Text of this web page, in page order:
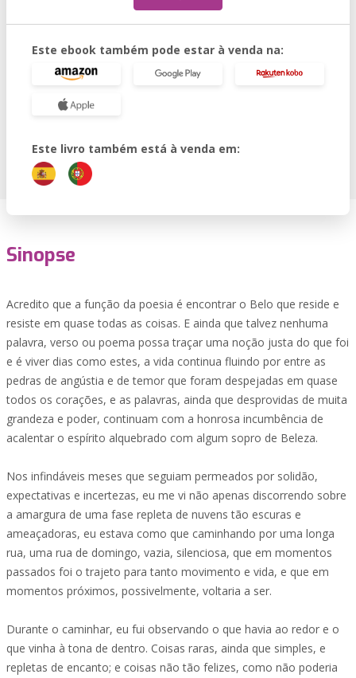
Este ebook também pode estar à venda na:
Este livro também está à venda em:
Sinopse
Acredito que a função da poesia é encontrar o Belo que reside e
resiste em quase todas as coisas. E ainda que talvez nenhuma
palavra, verso ou poema possa traçar uma noção justa do que foi
e é viver dias como estes, a vida continua fluindo por entre as
pedras de angústia e de temor que foram despejadas em quase
todos os corações, e as palavras, ainda que desprovidas de muita
grandeza e poder, continuam com a honrosa incumbência de
acalentar o espírito alquebrado com algum sopro de Beleza.
Nos infindáveis meses que seguiam permeados por solidão,
expectativas e incertezas, eu me vi não apenas discorrendo sobre
a amargura de uma fase repleta de nuvens tão escuras e
ameaçadoras, eu estava como que caminhando por uma longa
rua, uma rua de domingo, vazia, silenciosa, que em momentos
passados foi o trajeto para tanto movimento e vida, e que em
momentos próximos, possivelmente, voltaria a ser.
Durante o caminhar, eu fui observando o que havia ao redor e o
que vinha à tona de dentro. Coisas raras, ainda que simples, e
repletas de encanto; e coisas não tão felizes, como não poderia